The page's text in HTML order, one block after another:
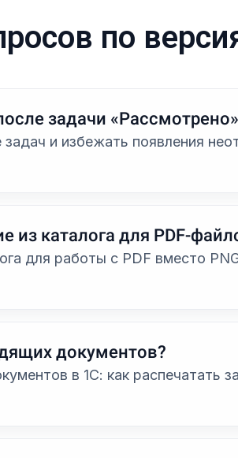
по
задачи
и избежать появления
из каталога для PDF-
для работы с PDF вместо
документов?
в 1С: как распечатать